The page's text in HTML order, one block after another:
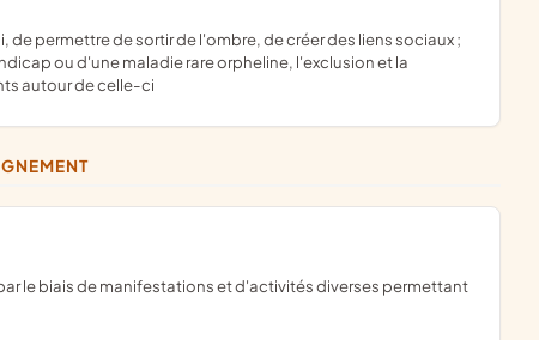
ou d'une maladie rare orpheline, l'exclusion et la
autour de celle-ci